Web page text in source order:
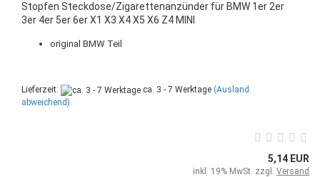
Stopfen Steckdose/Zigarettenanzünder für BMW 1er 2er
3er 4er 5er 6er X1 X3 X4 X5 X6 Z4 MINI
original BMW Teil
Lieferzeit: ca. 3 - 7 Werktage (Ausland
abweichend)
5,14 EUR
inkl. 19% MwSt. zzgl. Versand